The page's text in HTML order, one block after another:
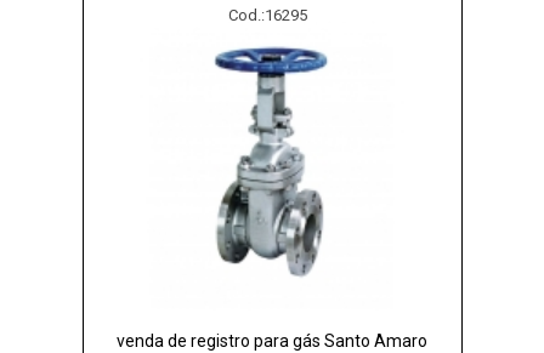
Cod.:16295
venda de registro para gás Santo Amaro